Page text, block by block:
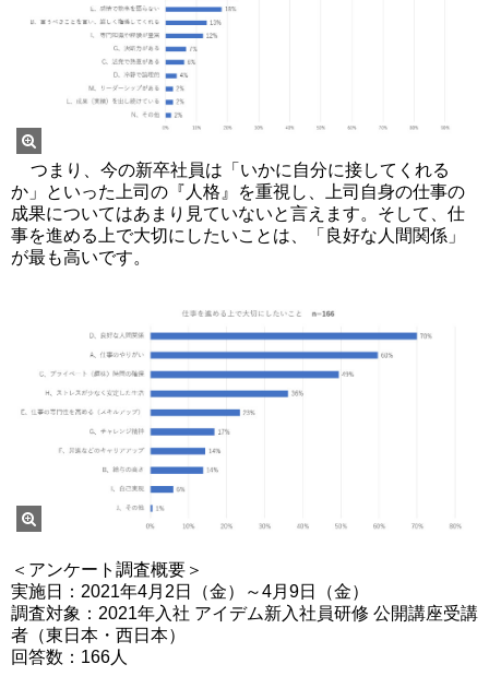
つまり、今の新卒社員は「いかに自分に接してくれる
か」といった上司の『人格』を重視し、上司自身の仕事の
成果についてはあまり見ていないと言えます。そして、仕
事を進める上で大切にしたいことは、「良好な人間関係」
が最も高いです。
＜アンケート調査概要＞
実施日：2021年4月2日（金）～4月9日（金）
調査対象：2021年入社 アイデム新入社員研修 公開講座受講
者（東日本・西日本）
回答数：166人